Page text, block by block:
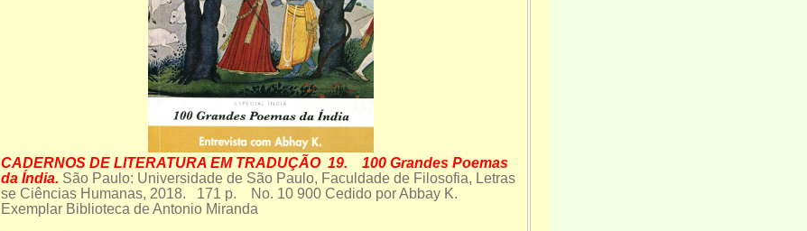
CADERNOS DE LITERATURA EM TRADUÇÃO 19. 100 Grandes Poemas
da Índia. São Paulo: Universidade de São Paulo, Faculdade de Filosofia, Letras
se Ciências Humanas, 2018. 171 p. No. 10 900 Cedido por Abbay K.
Exemplar Biblioteca de Antonio Miranda